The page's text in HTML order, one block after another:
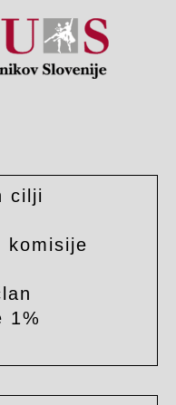
cilji
komisije
1%